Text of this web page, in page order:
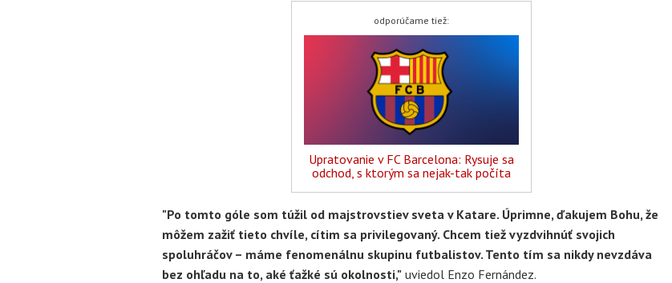
odporúčame tiež:
Upratovanie v FC Barcelona: Rysuje sa
odchod, s ktorým sa nejak-tak počíta
"Po tomto góle som túžil od majstrovstiev sveta v Katare. Úprimne, ďakujem Bohu, že
môžem zažiť tieto chvíle, cítim sa privilegovaný. Chcem tiež vyzdvihnúť svojich
spoluhráčov – máme fenomenálnu skupinu futbalistov. Tento tím sa nikdy nevzdáva
bez ohľadu na to, aké ťažké sú okolnosti," uviedol Enzo Fernández.